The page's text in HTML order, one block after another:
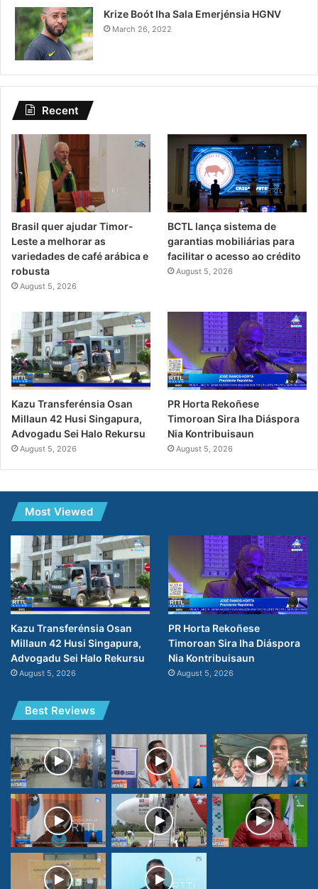
Krize Boót Iha Sala Emerjénsia HGNV
March 26, 2022
Recent
Brasil quer ajudar Timor-
Leste a melhorar as
variedades de café arábica e
robusta
August 5, 2026
BCTL lança sistema de
garantias mobiliárias para
facilitar o acesso ao crédito
August 5, 2026
Kazu Transferénsia Osan
Millaun 42 Husi Singapura,
Advogadu Sei Halo Rekursu
August 5, 2026
PR Horta Rekoñese
Timoroan Sira Iha Diáspora
Nia Kontribuisaun
August 5, 2026
Most Viewed
Kazu Transferénsia Osan
Millaun 42 Husi Singapura,
Advogadu Sei Halo Rekursu
August 5, 2026
PR Horta Rekoñese
Timoroan Sira Iha Diáspora
Nia Kontribuisaun
August 5, 2026
Best Reviews